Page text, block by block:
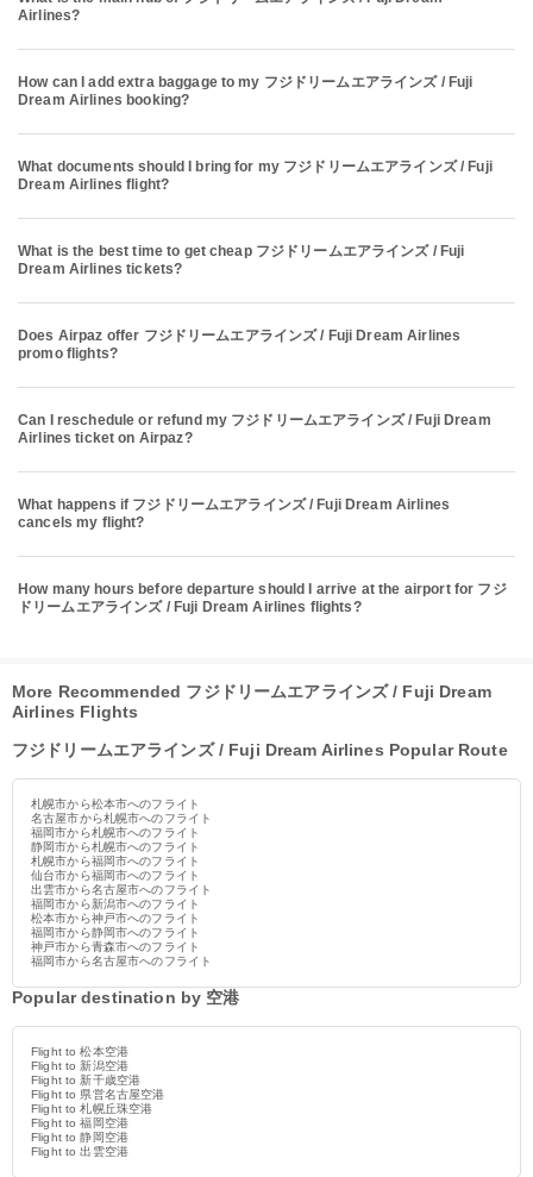
Airlines?
How can I add extra baggage to my フジドリームエアラインズ / Fuji
Dream Airlines booking?
What documents should I bring for my フジドリームエアラインズ / Fuji
Dream Airlines flight?
What is the best time to get cheap フジドリームエアラインズ / Fuji
Dream Airlines tickets?
Does Airpaz offer フジドリームエアラインズ / Fuji Dream Airlines
promo flights?
Can I reschedule or refund my フジドリームエアラインズ / Fuji Dream
Airlines ticket on Airpaz?
What happens if フジドリームエアラインズ / Fuji Dream Airlines
cancels my flight?
How many hours before departure should I arrive at the airport for フジ
ドリームエアラインズ / Fuji Dream Airlines flights?
More Recommended フジドリームエアラインズ / Fuji Dream
Airlines Flights
フジドリームエアラインズ / Fuji Dream Airlines Popular Route
札幌市から松本市へのフライト
名古屋市から札幌市へのフライト
福岡市から札幌市へのフライト
静岡市から札幌市へのフライト
札幌市から福岡市へのフライト
仙台市から福岡市へのフライト
出雲市から名古屋市へのフライト
福岡市から新潟市へのフライト
松本市から神戸市へのフライト
福岡市から静岡市へのフライト
神戸市から青森市へのフライト
福岡市から名古屋市へのフライト
Popular destination by 空港
Flight to 松本空港
Flight to 新潟空港
Flight to 新千歳空港
Flight to 県営名古屋空港
Flight to 札幌丘珠空港
Flight to 福岡空港
Flight to 静岡空港
Flight to 出雲空港